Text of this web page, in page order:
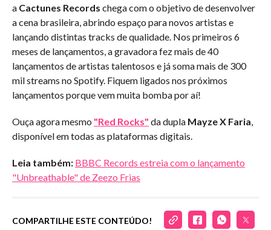
a Cactunes Records chega com o objetivo de desenvolver
a cena brasileira, abrindo espaço para novos artistas e
lançando distintas tracks de qualidade. Nos primeiros 6
meses de lançamentos, a gravadora fez mais de 40
lançamentos de artistas talentosos e já soma mais de 300
mil streams no Spotify. Fiquem ligados nos próximos
lançamentos porque vem muita bomba por aí!
Ouça agora mesmo "Red Rocks" da dupla Mayze X Faria,
disponível em todas as plataformas digitais.
Leia também: BBBC Records estreia com o lançamento
"Unbreathable" de Zeezo Frias
COMPARTILHE ESTE CONTEÚDO!